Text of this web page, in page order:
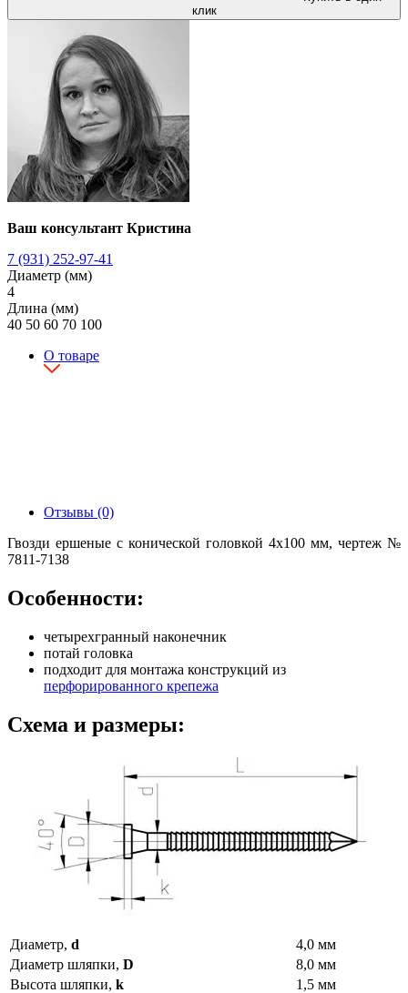
клик
Ваш консультант Кристина
7 (931) 252-97-41
Диаметр (мм)
4
Длина (мм)
40 50 60 70 100
О товаре
Отзывы (0)
Гвозди ершеные с конической головкой 4х100 мм, чертеж №
7811-7138
Особенности:
четырехгранный наконечник
потай головка
подходит для монтажа конструкций из
перфорированного крепежа
Схема и размеры:
Диаметр, d
4,0 мм
Диаметр шляпки, D
8,0 мм
Высота шляпки, k
1,5 мм